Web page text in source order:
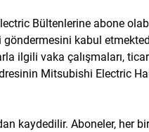
Bültenlerine abone
kabul
ilgili vaka çalışmaları,
Mitsubishi Electric
kaydedilir. Aboneler, her